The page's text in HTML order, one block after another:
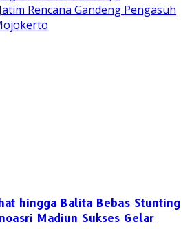
Rencana Gandeng Pengasuh
hingga Balita Bebas Stunting
Madiun Sukses Gelar